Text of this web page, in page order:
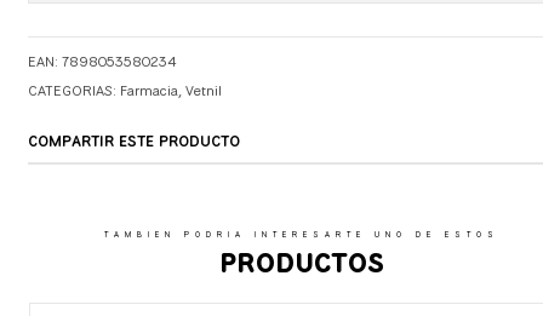
EAN: 7898053580234
CATEGORIAS: Farmacia,Vetnil
COMPARTIR ESTE PRODUCTO
TAMBIEN PODRIA INTERESARTE UNO DE ESTOS
PRODUCTOS